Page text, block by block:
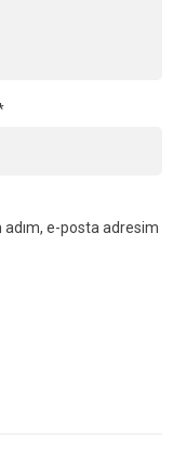
adım, e-posta adresim